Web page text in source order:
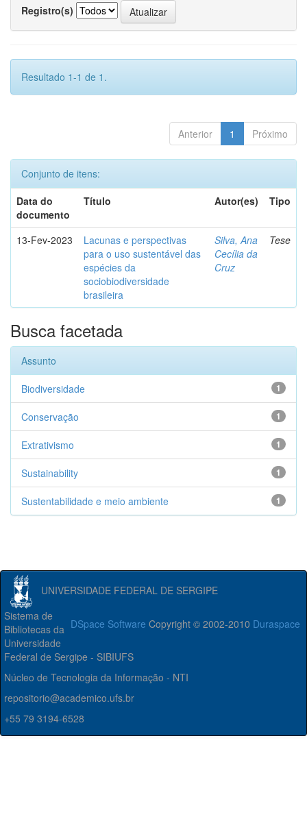
Registro(s)
Resultado 1-1 de 1.
Anterior 1 Próximo
Conjunto de itens:
Data do
documento
Título Autor(es) Tipo
13-Fev-2023
Lacunas e perspectivas
para o uso sustentável das
espécies da
sociobiodiversidade
brasileira
Silva, Ana
Cecília da
Cruz
Tese
Busca facetada
Assunto
1
Biodiversidade
1
Conservação
1
Extrativismo
1
Sustainability
1
Sustentabilidade e meio ambiente
UNIVERSIDADE FEDERAL DE SERGIPE
DSpace Software Copyright © 2002-2010 Duraspace
Sistema de
Bibliotecas da
Universidade
Federal de Sergipe - SIBIUFS
Núcleo de Tecnologia da Informação - NTI
repositorio@academico.ufs.br
+55 79 3194-6528